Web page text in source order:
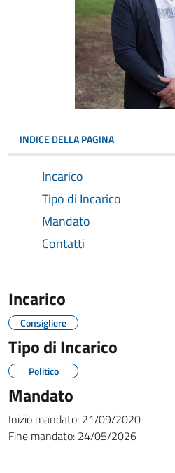
INDICE DELLA PAGINA
Incarico
Tipo di Incarico
Mandato
Contatti
Incarico
Consigliere
Tipo di Incarico
Politico
Mandato
Inizio mandato: 21/09/2020
Fine mandato: 24/05/2026